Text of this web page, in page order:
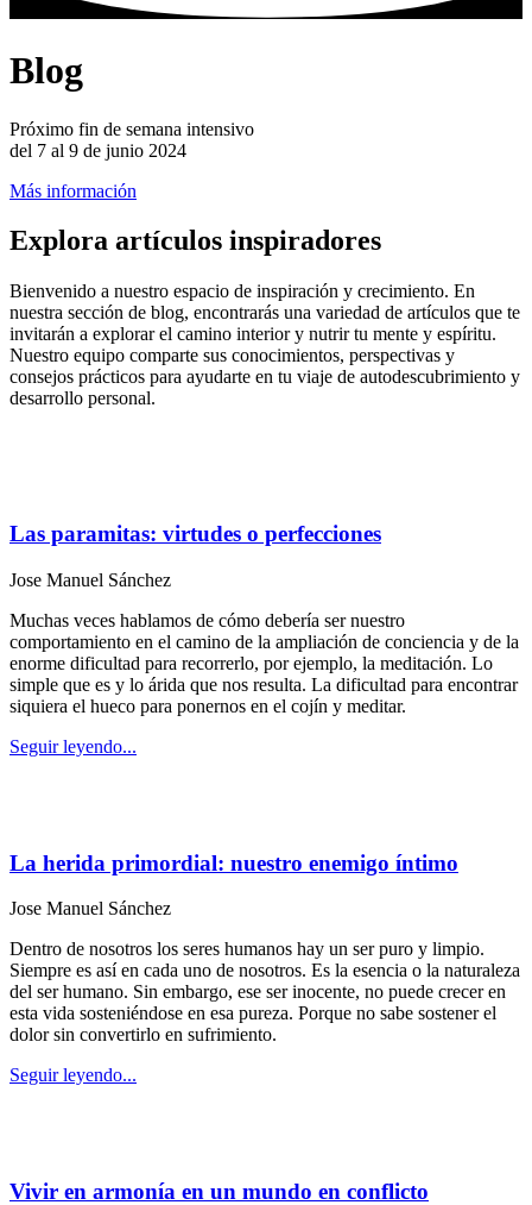
Blog
Próximo fin de semana intensivo
del 7 al 9 de junio 2024
Más información
Explora artículos inspiradores
Bienvenido a nuestro espacio de inspiración y crecimiento. En
nuestra sección de blog, encontrarás una variedad de artículos que te
invitarán a explorar el camino interior y nutrir tu mente y espíritu.
Nuestro equipo comparte sus conocimientos, perspectivas y
consejos prácticos para ayudarte en tu viaje de autodescubrimiento y
desarrollo personal.
Las paramitas: virtudes o perfecciones
Jose Manuel Sánchez
Muchas veces hablamos de cómo debería ser nuestro
comportamiento en el camino de la ampliación de conciencia y de la
enorme dificultad para recorrerlo, por ejemplo, la meditación. Lo
simple que es y lo árida que nos resulta. La dificultad para encontrar
siquiera el hueco para ponernos en el cojín y meditar.
Seguir leyendo...
La herida primordial: nuestro enemigo íntimo
Jose Manuel Sánchez
Dentro de nosotros los seres humanos hay un ser puro y limpio.
Siempre es así en cada uno de nosotros. Es la esencia o la naturaleza
del ser humano. Sin embargo, ese ser inocente, no puede crecer en
esta vida sosteniéndose en esa pureza. Porque no sabe sostener el
dolor sin convertirlo en sufrimiento.
Seguir leyendo...
Vivir en armonía en un mundo en conflicto